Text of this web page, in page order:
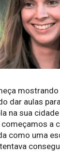
dar aulas
na sua
a
como uma